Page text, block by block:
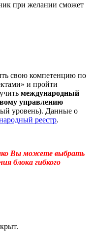
при желании сможет
свою компетенцию по
и пройти
международный
управлению
уровень). Данные о
реестр.
Вы можете выбрать
блока гибкого